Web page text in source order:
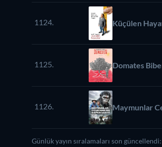
1124. Küçülen
1125. Domates
1126. Maymunlar
Günlük yayın sıralamaları son